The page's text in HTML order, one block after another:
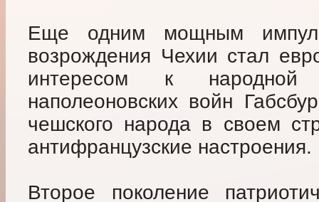
Еще одним мощным
возрождения Чехии стал
интересом к
наполеоновских войн
чешского народа в своем
антифранцузские настроения.
Второе поколение